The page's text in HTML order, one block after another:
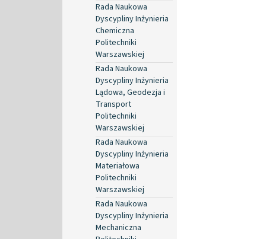
Rada Naukowa
Dyscypliny Inżynieria
Chemiczna
Politechniki
Warszawskiej
Rada Naukowa
Dyscypliny Inżynieria
Lądowa, Geodezja i
Transport
Politechniki
Warszawskiej
Rada Naukowa
Dyscypliny Inżynieria
Materiałowa
Politechniki
Warszawskiej
Rada Naukowa
Dyscypliny Inżynieria
Mechaniczna